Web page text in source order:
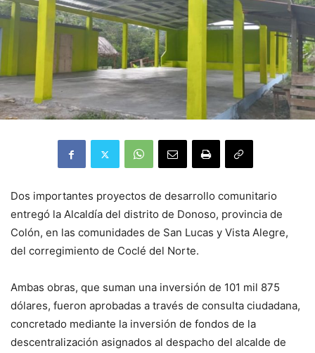
Dos importantes proyectos de desarrollo comunitario
entregó la Alcaldía del distrito de Donoso, provincia de
Colón, en las comunidades de San Lucas y Vista Alegre,
del corregimiento de Coclé del Norte.
Ambas obras, que suman una inversión de 101 mil 875
dólares, fueron aprobadas a través de consulta ciudadana,
concretado mediante la inversión de fondos de la
descentralización asignados al despacho del alcalde de